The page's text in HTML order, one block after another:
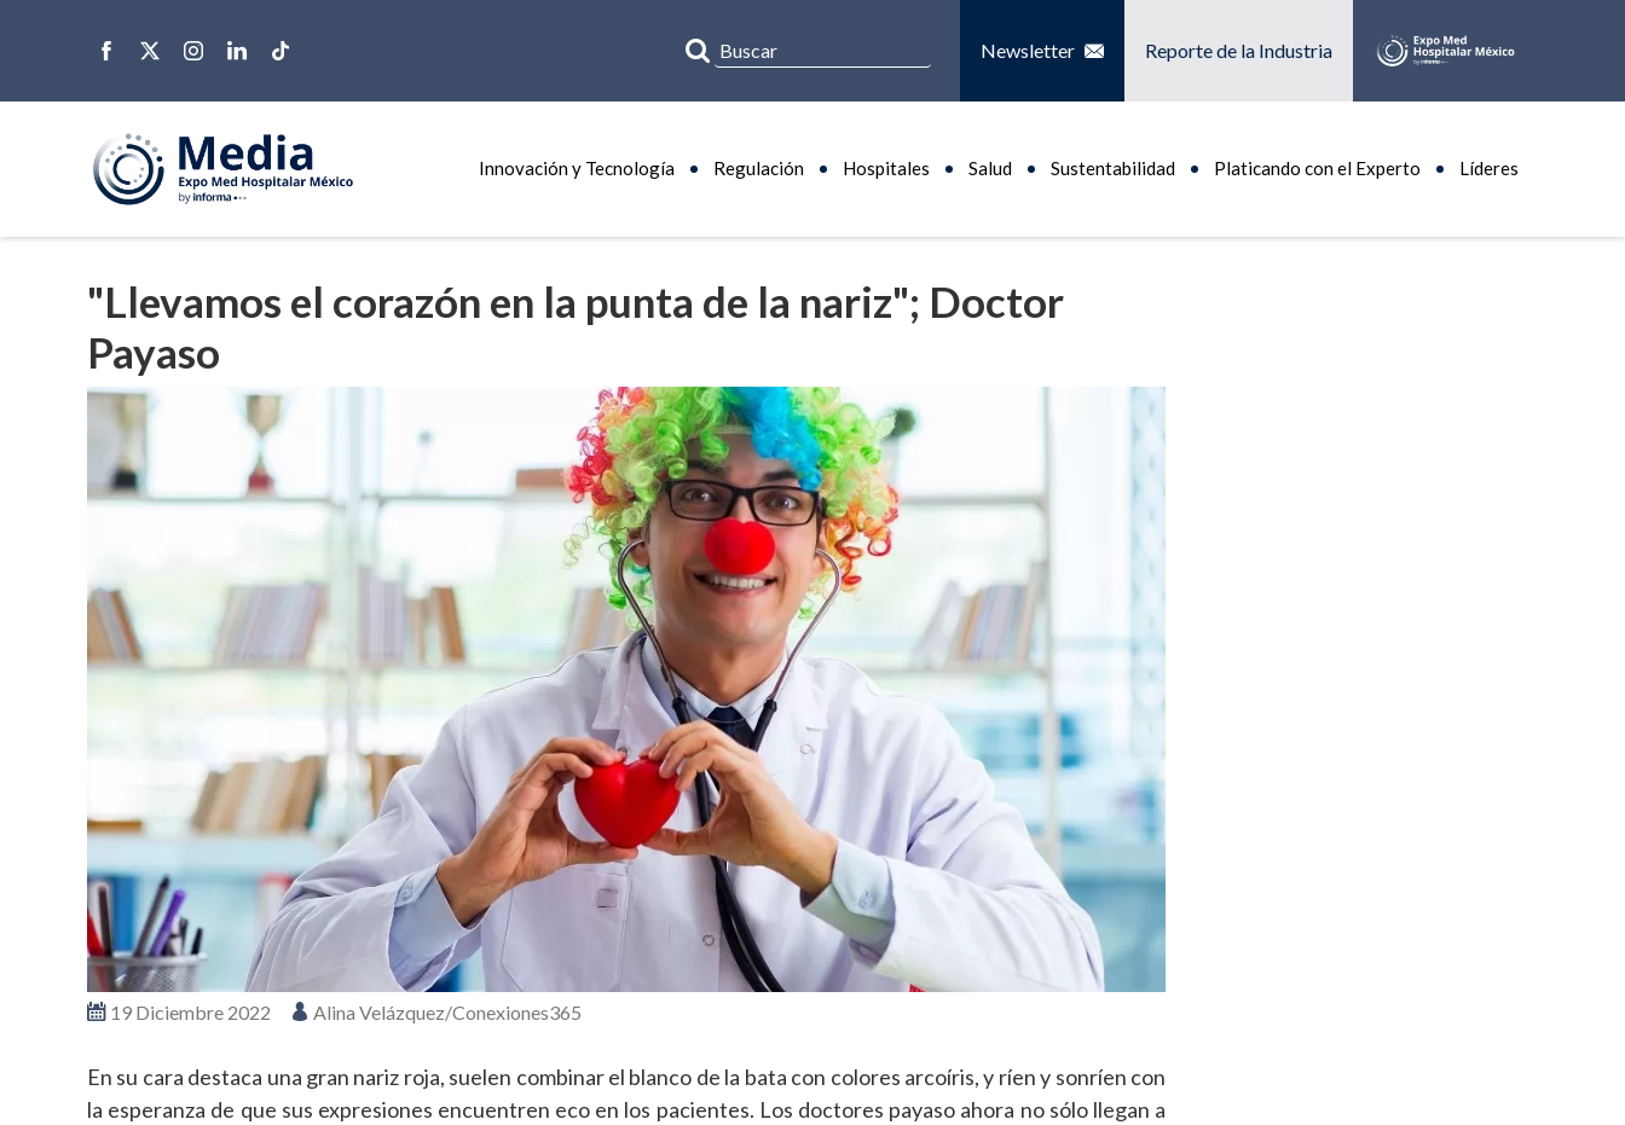
Newsletter Reporte de la Industria
Innovación y Tecnología Regulación Hospitales Salud Sustentabilidad Platicando con el Experto Líderes
"Llevamos el corazón en la punta de la nariz"; Doctor
Payaso
19 Diciembre 2022 Alina Velázquez/Conexiones365
En su cara destaca una gran nariz roja, suelen combinar el blanco de la bata con colores arcoíris, y ríen y sonríen con
la esperanza de que sus expresiones encuentren eco en los pacientes. Los doctores payaso ahora no sólo llegan a